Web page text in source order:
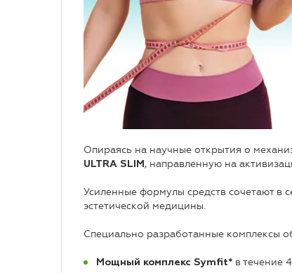
Опираясь на научные открытия о
ULTRA SLIM , направленную на
Усиленные формулы средств сочетают в
эстетической медицины.
Специально разработанные комплексы
Мощный комплекс Symfit* в течение